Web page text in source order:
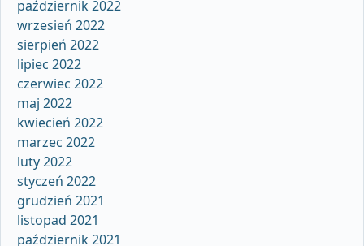
październik 2022
wrzesień 2022
sierpień 2022
lipiec 2022
czerwiec 2022
maj 2022
kwiecień 2022
marzec 2022
luty 2022
styczeń 2022
grudzień 2021
listopad 2021
październik 2021